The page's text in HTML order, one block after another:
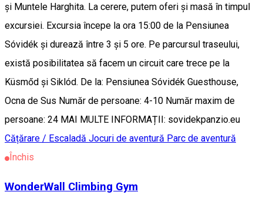
și Muntele Harghita. La cerere, putem oferi și masă în timpul
excursiei. Excursia începe la ora 15:00 de la Pensiunea
Sóvidék și durează între 3 și 5 ore. Pe parcursul traseului,
există posibilitatea să facem un circuit care trece pe la
Küsmőd și Siklód. De la: Pensiunea Sóvidék Guesthouse,
Ocna de Sus Număr de persoane: 4-10 Număr maxim de
persoane: 24 MAI MULTE INFORMAȚII: sovidekpanzio.eu
Cățărare / Escaladă Jocuri de aventură Parc de aventură
Închis
WonderWall Climbing Gym